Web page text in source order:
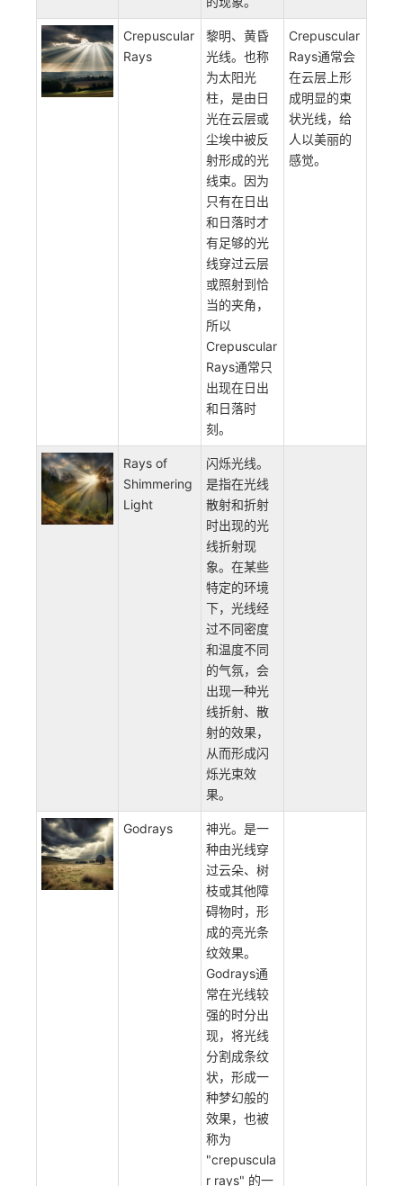
璃或镜头的
反光或散射
使得图像出
现散射光线
或最终成像
看起来失真
的现象。
黎明、黄昏
光线。也称
为太阳光
柱，是由日
光在云层或
尘埃中被反
射形成的光
线束。因为
只有在日出
和日落时才
有足够的光
线穿过云层
或照射到恰
当的夹角，
所以
Crepuscular
Rays通常只
出现在日出
和日落时
刻。
闪烁光线。
是指在光线
散射和折射
时出现的光
线折射现
象。在某些
特定的环境
下，光线经
过不同密度
和温度不同
的气氛，会
出现一种光
线折射、散
射的效果，
从而形成闪
烁光束效
果。
神光。是一
种由光线穿
过云朵、树
枝或其他障
碍物时，形
成的亮光条
纹效果。
Godrays通
常在光线较
强的时分出
现，将光线